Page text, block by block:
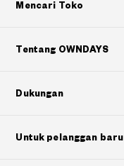
Mencari Toko
Tentang OWNDAYS
Dukungan
Untuk pelanggan baru